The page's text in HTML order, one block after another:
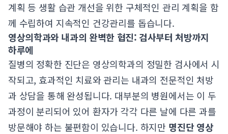
계획 등 생활 습관 개선을 위한 구체적인 관리 계획을 함
께 수립하여 지속적인 건강관리를 돕습니다.
영상의학과와 내과의 완벽한 협진: 검사부터 처방까지
하루에
질병의 정확한 진단은 영상의학과의 정밀한 검사에서 시
작되고, 효과적인 치료와 관리는 내과의 전문적인 처방
과 상담을 통해 완성됩니다. 대부분의 병원에서는 이 두
과정이 분리되어 있어 환자가 각각 다른 날에 다른 과를
방문해야 하는 불편함이 있습니다. 하지만 명진단 영상